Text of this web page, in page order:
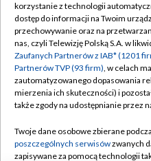
Abonament TVP
Emisja w TVP
Centrum informacji TVP
Naziemna Telewizja
Rada Programowa
Polityka
korzystanie z technologii
dostęp do informacji na Twoim
przechowywanie oraz na
nas, czyli Telewizję Polską S.A. w
Zaufanych Partnerów z IAB* (1201
Partnerów TVP (93 firm), w celach
zautomatyzowanego dopasowania
mierzenia ich skuteczności) i
także zgody na udostępnianie przez
Twoje dane osobowe zbierane
poszczególnych serwisówzwanych
zapisywane za pomocą technologii